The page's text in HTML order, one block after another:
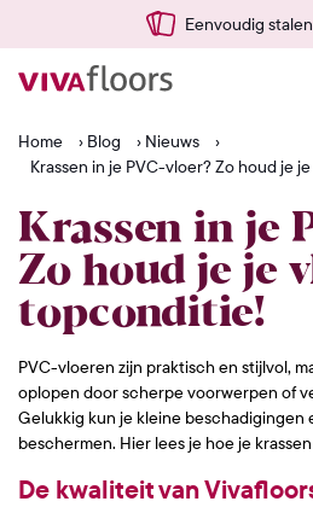
Eenvoudig
Home › Blog › Nieuws
›
Krassen in je PVC-vloer? Zo houd je
Krassen in je
Zo houd je je
topconditie!
PVC-vloeren zijn praktisch en stijlvol,
oplopen door scherpe voorwerpen of
Gelukkig kun je kleine beschadigingen
beschermen. Hier lees je hoe je
De kwaliteit van